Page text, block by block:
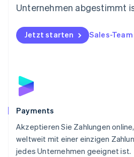
Unternehmen abgestimmt
Jetzt starten Sales-
Payments
Akzeptieren Sie Zahlungen
weltweit mit einer einzigen
jedes Unternehmen geeignet ist.
Österreich
Polen
English
Portugal
Schweden
Schweiz
Singapur
English简体中文
Slowakei